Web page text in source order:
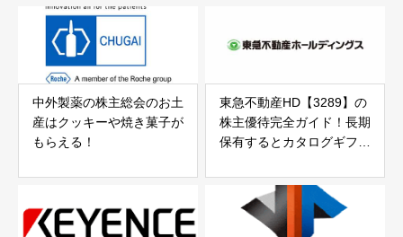
中外製薬の株主総会のお土
産はクッキーや焼き菓子が
もらえる！
東急不動産HD【3289】の
株主優待完全ガイド！長期
保有するとカタログギフト